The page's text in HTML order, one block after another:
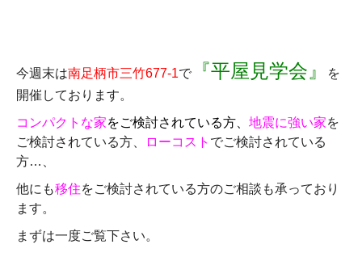
今週末は南足柄市三竹677-1で 『平屋見学会』
を
開催しております。
コンパクトな家をご検討されている方、 地震に強い家を
ご検討されている方、
ローコスト でご検討されている
方…、
他にも移住をご検討されている方のご相談も承っており
ます。
まずは一度ご覧下さい。